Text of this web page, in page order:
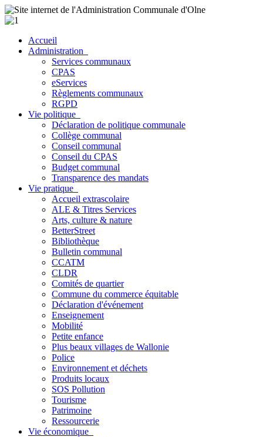
Accueil
Administration
Services communaux
CPAS
eServices
Règlements communaux
RGPD
Vie politique
Déclaration de politique communale
Collège communal
Conseil communal
Conseil du CPAS
Budget communal
Transparence des mandats
Vie pratique
Accueil extrascolaire
ALE & Titres Services
Arts, culture & nature
BetterStreet
Bibliothèque
Bulletin communal
CCATM
CLDR
Comités de quartier
Commune du commerce équitable
Déclaration d'événement
Enseignement
Mobilité
Petite enfance
Plus beaux villages de Wallonie
Police
Environnement et déchets
Produits locaux
SOS Pollution
Tourisme
Patrimoine
Ressourcerie
Vie économique